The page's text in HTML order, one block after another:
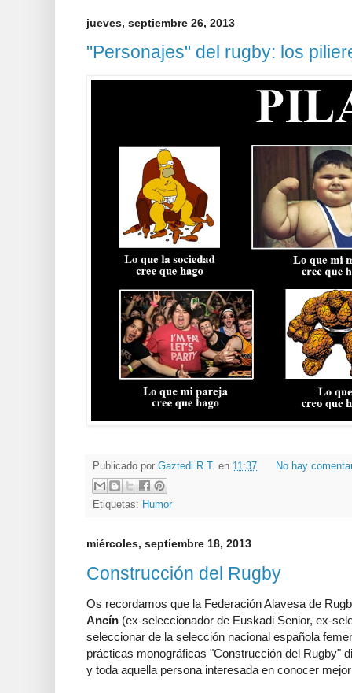
jueves, septiembre 26, 2013
"Personajes" del rugby: los
Publicado por Gaztedi R.T. en 11:37 No hay
Etiquetas: Humor
miércoles, septiembre 18, 2013
Construcción del Rugby
Os recordamos que la Federación Alavesa de
Ancín (ex-seleccionador de Euskadi Senior, ex-
seleccionar de la selección nacional española
prácticas monográficas "Construcción del Rugby"
y toda aquella persona interesada en conocer